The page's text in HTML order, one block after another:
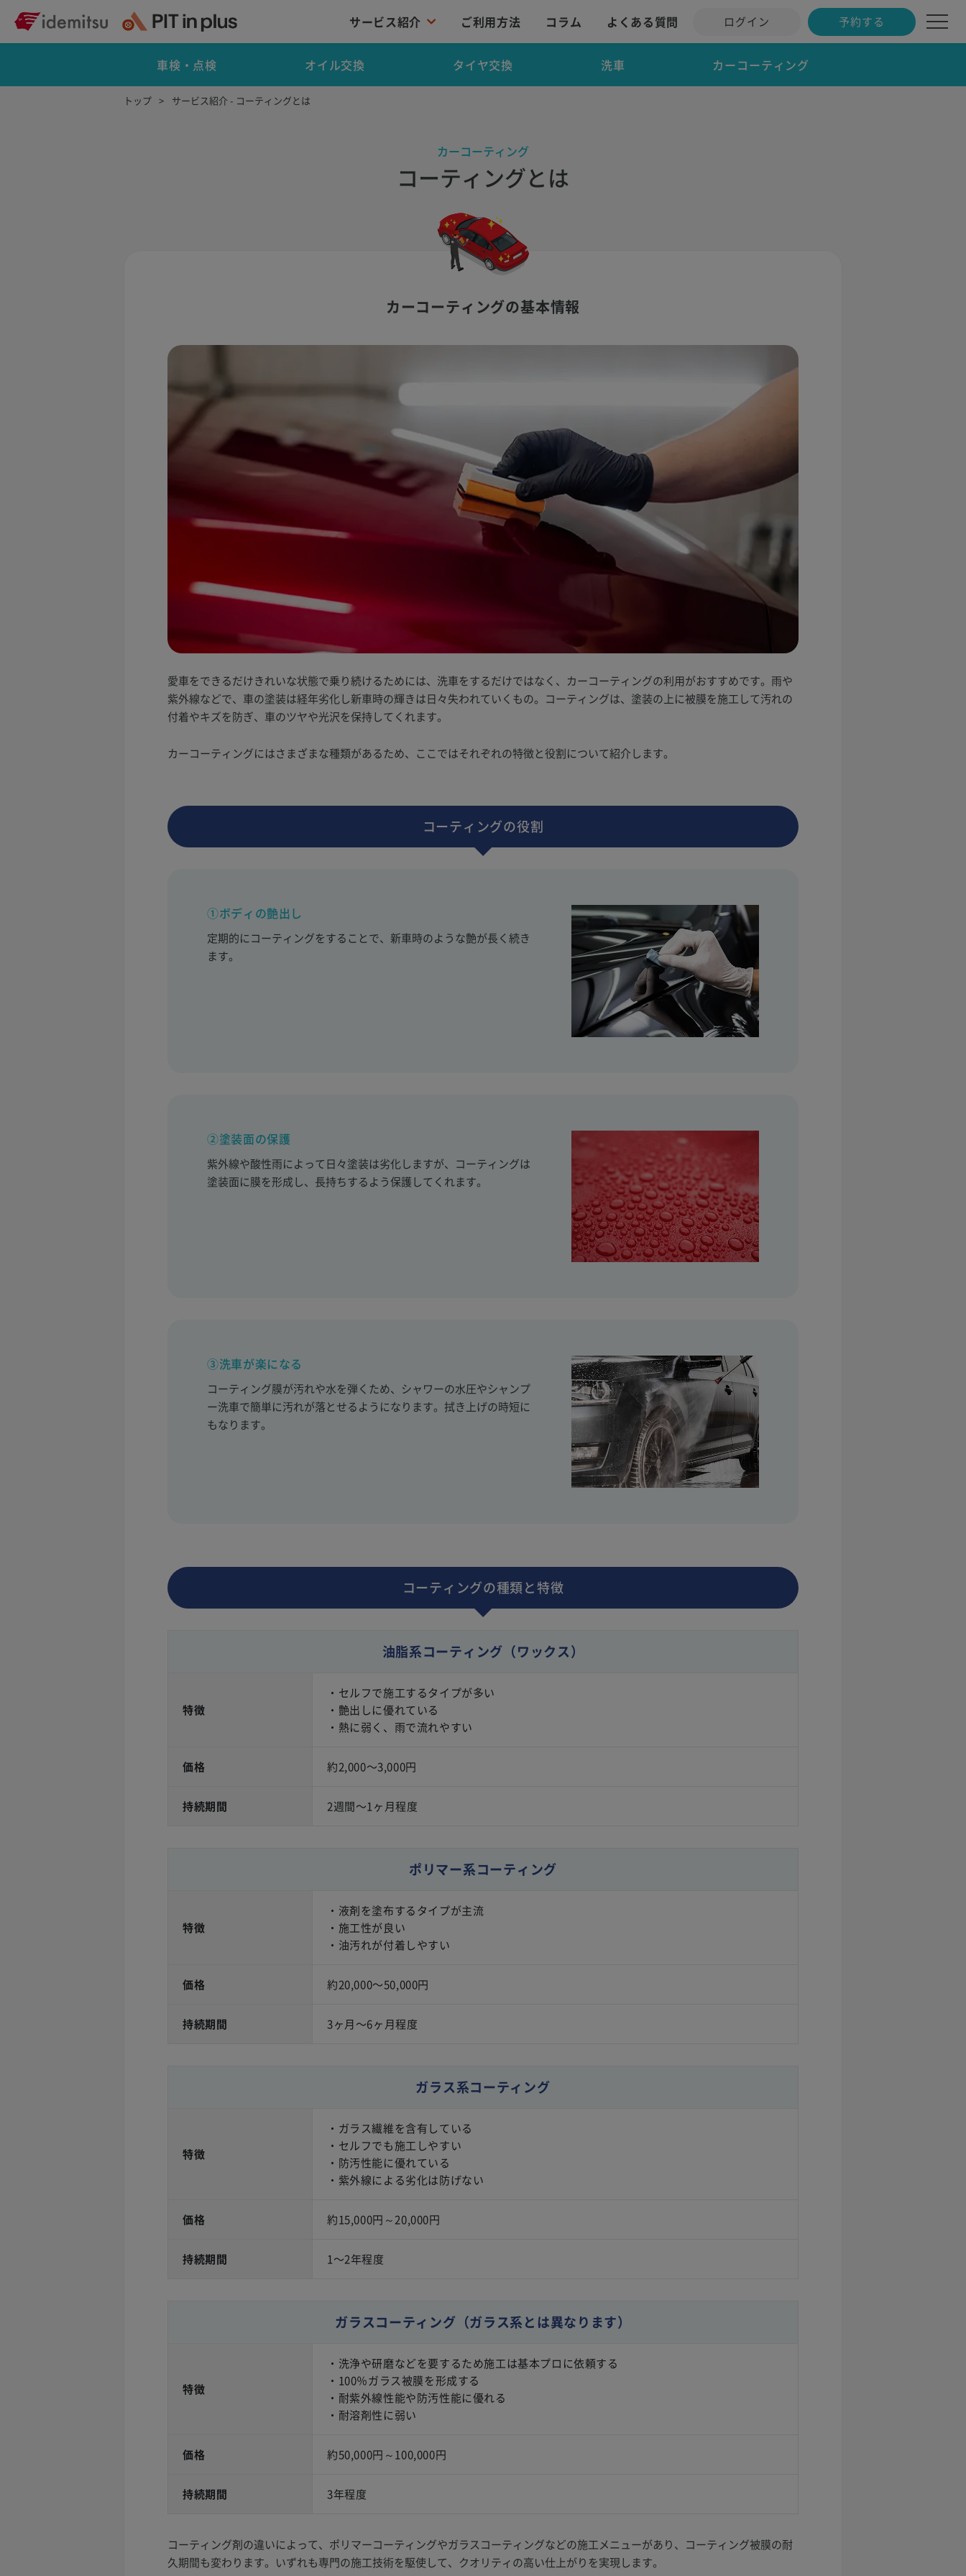
サービス紹介 ご利用方法 コラム よくある質問 ログイン 予約する
車検・点検 オイル交換 タイヤ交換 洗車 カーコーティング
トップ サービス紹介 - コーティングとは
カーコーティング
コーティングとは
カーコーティングの基本情報
愛車をできるだけきれいな状態で乗り続けるためには、洗車をするだけではなく、カーコーティングの利用がおすすめです。雨や
紫外線などで、車の塗装は経年劣化し新車時の輝きは日々失われていくもの。コーティングは、塗装の上に被膜を施工して汚れの
付着やキズを防ぎ、車のツヤや光沢を保持してくれます。
カーコーティングにはさまざまな種類があるため、ここではそれぞれの特徴と役割について紹介します。
コーティングの役割
①ボディの艶出し
定期的にコーティングをすることで、新車時のような艶が長く続き
ます。
②塗装面の保護
紫外線や酸性雨によって日々塗装は劣化しますが、コーティングは
塗装面に膜を形成し、長持ちするよう保護してくれます。
③洗車が楽になる
コーティング膜が汚れや水を弾くため、シャワーの水圧やシャンプ
ー洗車で簡単に汚れが落とせるようになります。拭き上げの時短に
もなります。
コーティングの種類と特徴
油脂系コーティング （ワックス）
特徴
・セルフで施工するタイプが多い
・艶出しに優れている
・熱に弱く、雨で流れやすい
価格 約2,000〜3,000円
持続期間 2週間〜1ヶ月程度
ポリマー系コーティング
特徴
・液剤を塗布するタイプが主流
・施工性が良い
・油汚れが付着しやすい
価格 約20,000〜50,000円
持続期間 3ヶ月〜6ヶ月程度
ガラス系コーティング
特徴
・ガラス繊維を含有している
・セルフでも施工しやすい
・防汚性能に優れている
・紫外線による劣化は防げない
価格 約15,000円～20,000円
持続期間 1〜2年程度
ガラスコーティング （ガラス系とは異なります）
特徴
・洗浄や研磨などを要するため施工は基本プロに依頼する
・100％ガラス被膜を形成する
・耐紫外線性能や防汚性能に優れる
・耐溶剤性に弱い
価格 約50,000円～100,000円
持続期間 3年程度
コーティング剤の違いによって、ポリマーコーティングやガラスコーティングなどの施工メニューがあり、コーティング被膜の耐
久期間も変わります。いずれも専門の施工技術を駆使して、クオリティの高い仕上がりを実現します。